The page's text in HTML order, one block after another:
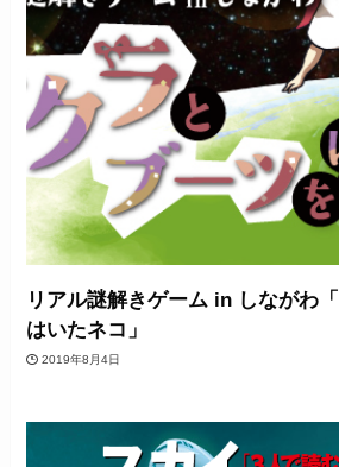
リアル謎解きゲーム in しながわ
はいたネコ」
2019年8月4日